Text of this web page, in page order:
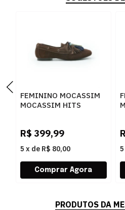
FEMININO MOCASSIM
MOCASSIM HITS
R$ 399,99
5 x de R$ 80,00 5
PRODUTOS DA